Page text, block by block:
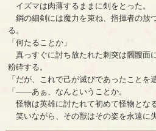
イズマは肉薄するままに剣をとった。
鋼の細剣には魔力を束ね、指揮者の放
る。
「何たることか」
真っすぐに討ち放たれた刺突は髑髏面
粉砕する。
「だが、これで己が滅びであったことを
「――あぁ、なんということか。
怪物は英雄に討たれて初めて怪物とな
笑いながら、その獣はその姿を永遠に